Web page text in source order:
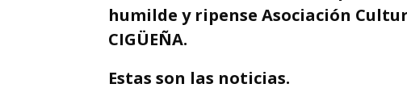
humilde y ripense Asociación
CIGÜEÑA.
Estas son las noticias.